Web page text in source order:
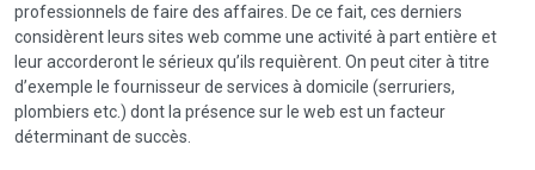
professionnels de faire des affaires. De ce fait, ces derniers
considèrent leurs sites web comme une activité à part entière et
leur accorderont le sérieux qu’ils requièrent. On peut citer à titre
d’exemple le fournisseur de services à domicile (serruriers,
plombiers etc.) dont la présence sur le web est un facteur
déterminant de succès.